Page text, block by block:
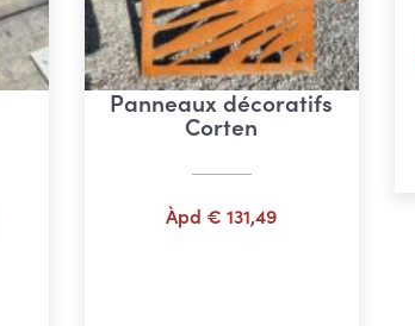
Panneaux décoratifs
Corten
Àpd€ 131,49